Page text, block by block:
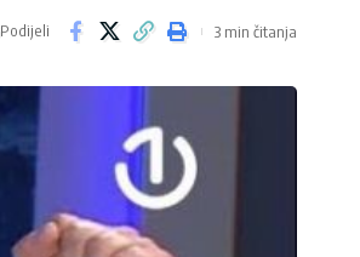
Podijeli 3 min čitanja